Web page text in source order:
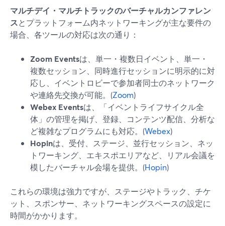
マルチデイ・マルチトラックのバーチャルカンファレン
スとプラットフォーム内ネットワーキングが主な要件の
場合、各ツールの対応は次の通り：
Zoom Eventsは、単一・複数日イベント、単一・
複数セッション、同時進行セッションに明示的に対
応し、イベントロビーで参加者同士のネットワーク
や連絡先交換が可能。(Zoom)
Webex Eventsは、「イベントライフサイクル全
体」の管理を掲げ、登録、コンテンツ配信、分析な
ど複雑なプログラムにも対応。(Webex)
Hopinは、受付、ステージ、並行セッション、ネッ
トワーキング、エキスポエリアなど、リアル会議を
模したバーチャル会場を提供。(Hopin)
これらの環境は強力ですが、ステージやトラック、チケ
ット、スポンサー、ネットワーキングスペースの設定に
時間がかかります。